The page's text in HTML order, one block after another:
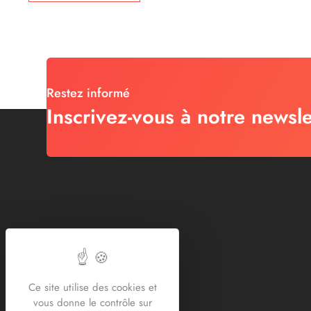
Ce site utilise des cookies et
vous donne le contrôle sur
Restez informé
Inscrivez-vous à notre